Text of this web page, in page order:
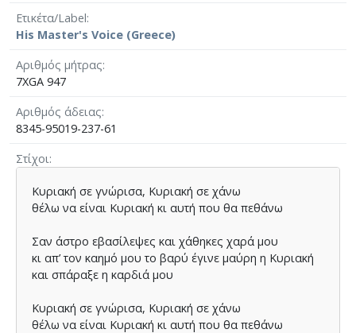
Ετικέτα/Label
His Master's Voice (Greece)
Αριθμός μήτρας
7XGA 947
Αριθμός άδειας
8345-95019-237-61
Στίχοι
Κυριακή σε γνώρισα, Κυριακή σε χάνω
θέλω να είναι Κυριακή κι αυτή που θα πεθάνω
Σαν άστρο εβασίλεψες και χάθηκες χαρά µου
κι απ’ τον καηµό µου το βαρύ έγινε µαύρη η Κυριακή
και σπάραξε η καρδιά µου
Κυριακή σε γνώρισα, Κυριακή σε χάνω
θέλω να είναι Κυριακή κι αυτή που θα πεθάνω